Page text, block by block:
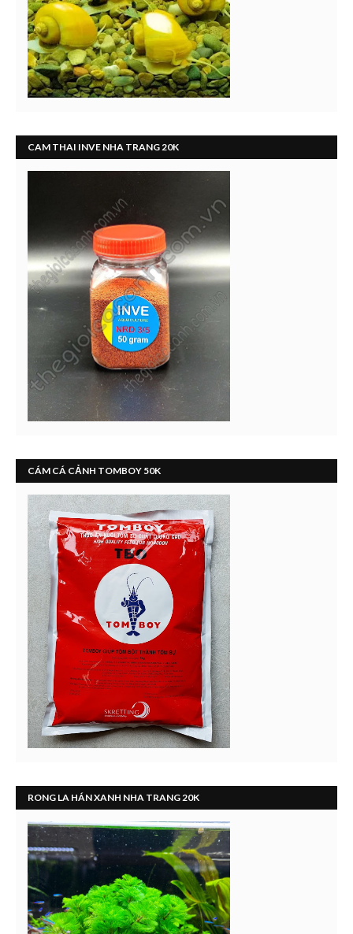
CAM THAI INVE NHA TRANG 20K
CÁM CÁ CẢNH TOMBOY 50K
RONG LA HÁN XANH NHA TRANG 20K